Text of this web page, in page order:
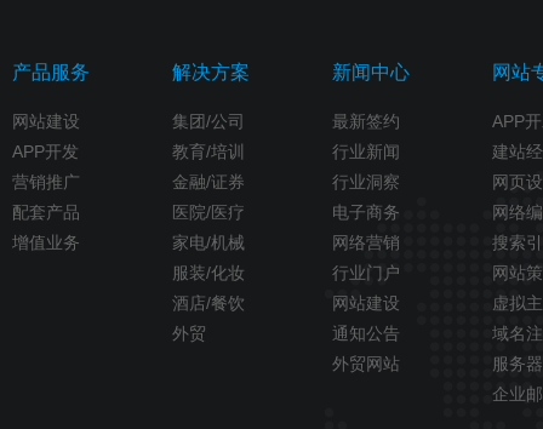
产品服务
网站建设
APP开发
营销推广
配套产品
增值业务
解决方案
集团/公司
教育/培训
金融/证券
医院/医疗
家电/机械
服装/化妆
酒店/餐饮
外贸
新闻中心
最新签约
行业新闻
行业洞察
电子商务
网络营销
行业门户
网站建设
通知公告
外贸网站
网站
APP
建站
网页
网络
搜索
网站
虚拟
域名
服务器
企业